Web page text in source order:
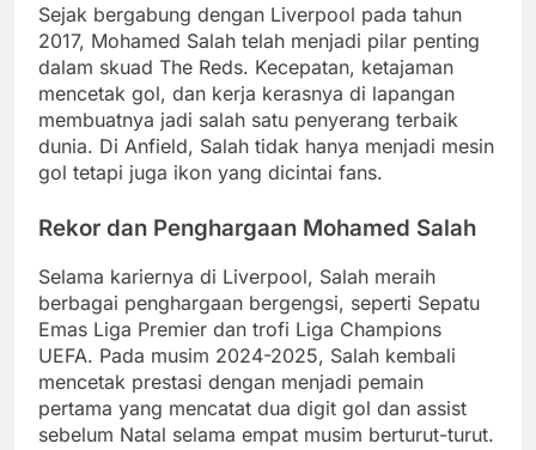
Sejak bergabung dengan Liverpool pada tahun
2017, Mohamed Salah telah menjadi pilar penting
dalam skuad The Reds. Kecepatan, ketajaman
mencetak gol, dan kerja kerasnya di lapangan
membuatnya jadi salah satu penyerang terbaik
dunia. Di Anfield, Salah tidak hanya menjadi mesin
gol tetapi juga ikon yang dicintai fans.
Rekor dan Penghargaan Mohamed Salah
Selama kariernya di Liverpool, Salah meraih
berbagai penghargaan bergengsi, seperti Sepatu
Emas Liga Premier dan trofi Liga Champions
UEFA. Pada musim 2024-2025, Salah kembali
mencetak prestasi dengan menjadi pemain
pertama yang mencatat dua digit gol dan assist
sebelum Natal selama empat musim berturut-turut.